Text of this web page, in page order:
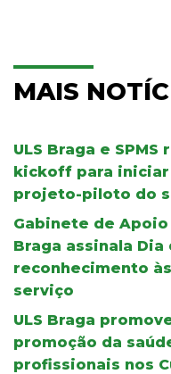
MAIS
ULS Braga e
kickoff para
projeto-piloto do
Gabinete de Apoio
Braga assinala
reconhecimento
serviço
ULS Braga
promoção da
profissionais nos